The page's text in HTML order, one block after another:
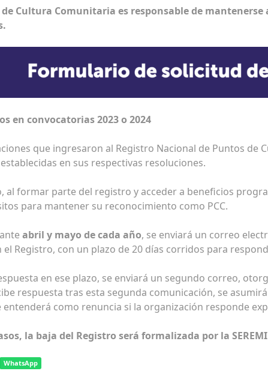
de Cultura Comunitaria es responsable de
en convocatorias 2023 o 2024
que ingresaron al Registro Nacional de Puntos de
en sus respectivas resoluciones.
al formar parte del registro y acceder a beneficios
para mantener su reconocimiento como PCC.
abril y mayo de cada año, se enviará un correo
Registro, con un plazo de 20 días corridos para
en ese plazo, se enviará un segundo correo,
respuesta tras esta segunda comunicación, se
entenderá como renuncia si la organización responde
la baja del Registro será formalizada por la
WhatsApp